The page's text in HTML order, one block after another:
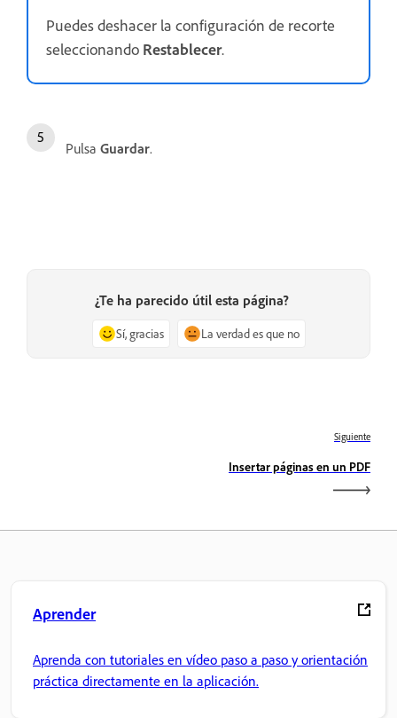
Puedes deshacer la configuración de recorte
seleccionando Restablecer.
Pulsa Guardar.
¿Te ha parecido útil esta página?
Sí, gracias La verdad es que no
Siguiente
Insertar páginas en un PDF
Aprender
Aprenda con tutoriales en vídeo paso a paso y orientación
práctica directamente en la aplicación.